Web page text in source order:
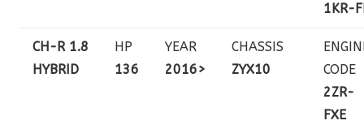
1KR-
CH-R 1.8
HYBRID
HP
136
YEAR
2016>
CHASSIS
ZYX10
CODE
2ZR-
FXE